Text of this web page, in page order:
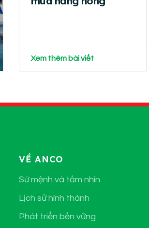
Xem thêm bài viết
VỀ ANCO
Sứ mệnh và tầm nhìn
Lịch sử hình thành
Phát triển bền vững